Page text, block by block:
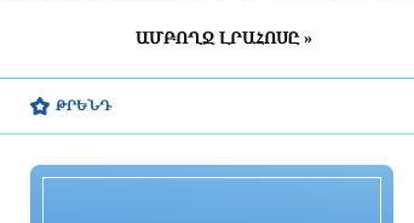
երթուղին էլ կփոխվի
ԱՄԲՈՂՋ ԼՐԱՀՈՍԸ »
ԹՐԵՆԴ